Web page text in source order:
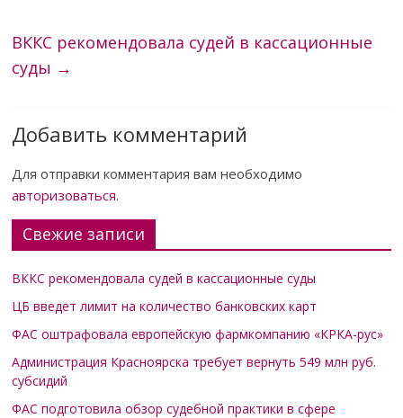
ВККС рекомендовала судей в кассационные
суды →
Добавить комментарий
Для отправки комментария вам необходимо
авторизоваться.
Свежие записи
ВККС рекомендовала судей в кассационные суды
ЦБ введет лимит на количество банковских карт
ФАС оштрафовала европейскую фармкомпанию «КРКА-рус»
Администрация Красноярска требует вернуть 549 млн руб.
субсидий
ФАС подготовила обзор судебной практики в сфере